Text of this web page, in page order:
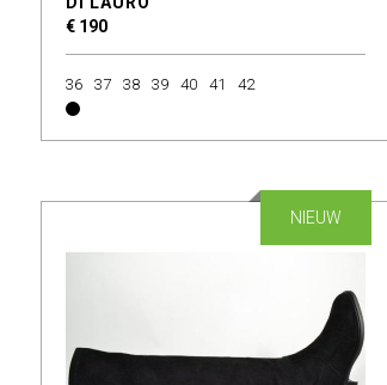
€ 190
36 37 38 39 40 41 42
NIEUW